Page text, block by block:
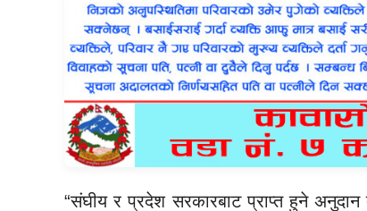
“संघीय र प्रदेश सरकारबाट प्राप्त हुने अनुदान